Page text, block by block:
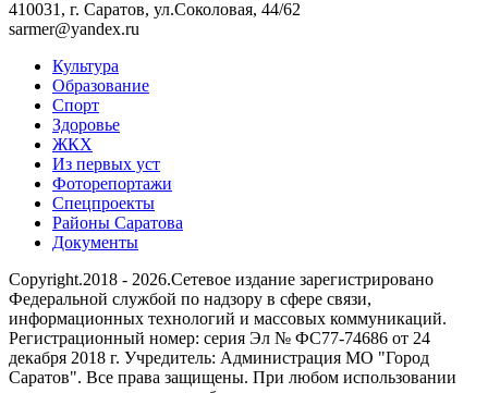
410031, г. Саратов, ул.Соколовая, 44/62
sarmer@yandex.ru
Культура
Образование
Спорт
Здоровье
ЖКХ
Из пеpвых уст
Фоторепортажи
Спецпроекты
Районы Саратова
Документы
Copyright.2018 - 2026.Сетевое издание зарегистрировано
Федеральной службой по надзору в сфере связи,
информационных технологий и массовых коммуникаций.
Регистрационный номер: серия Эл № ФС77-74686 от 24
декабря 2018 г. Учредитель: Администрация МО "Город
Саратов". Все права защищены. При любом использовании